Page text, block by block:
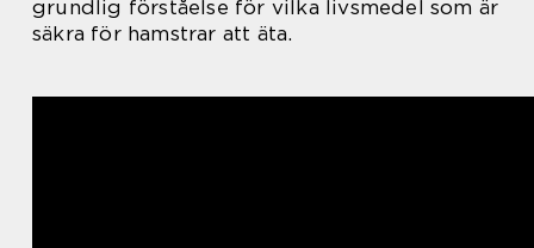
grundlig förståelse för vilka livsmedel som är
säkra för hamstrar att äta.